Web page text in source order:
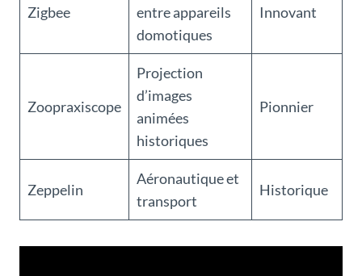
Zigbee
entre appareils
domotiques
Innovant
Zoopraxiscope
Projection
d’images
animées
historiques
Pionnier
Zeppelin
Aéronautique et
transport
Historique